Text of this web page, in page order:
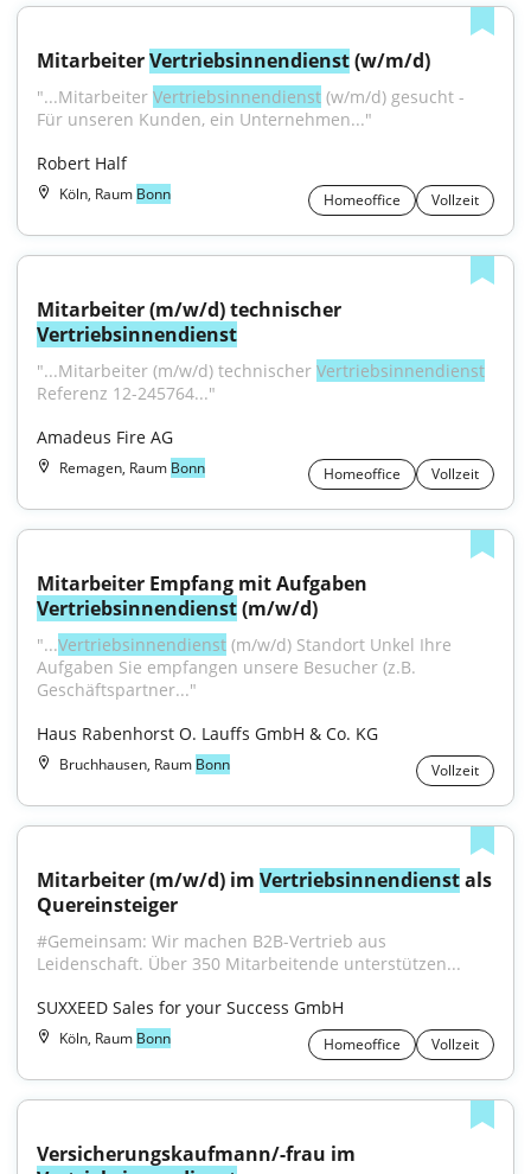
Mitarbeiter Vertriebsinnendienst (w/m/d)
"...Mitarbeiter Vertriebsinnendienst (w/m/d) gesucht -
Für unseren Kunden, ein Unternehmen..."
Robert Half
Köln, Raum Bonn Homeoffice Vollzeit
Vertriebsinnendienst
"...Mitarbeiter (m/w/d) technischer Vertriebsinnendienst
Referenz 12-245764..."
Amadeus Fire AG
Remagen, Raum Bonn Homeoffice Vollzeit
Vertriebsinnendienst (m/w/d)
"...Vertriebsinnendienst (m/w/d) Standort Unkel Ihre
Aufgaben Sie empfangen unsere Besucher (z.B.
Geschäftspartner..."
Haus Rabenhorst O. Lauffs GmbH & Co. KG
Bruchhausen, Raum Bonn Vollzeit
Mitarbeiter (m/w/d) im Vertriebsinnendienst als
Quereinsteiger
#Gemeinsam: Wir machen B2B-Vertrieb aus
Leidenschaft. Über 350 Mitarbeitende unterstützen...
SUXXEED Sales for your Success GmbH
Köln, Raum Bonn Homeoffice Vollzeit